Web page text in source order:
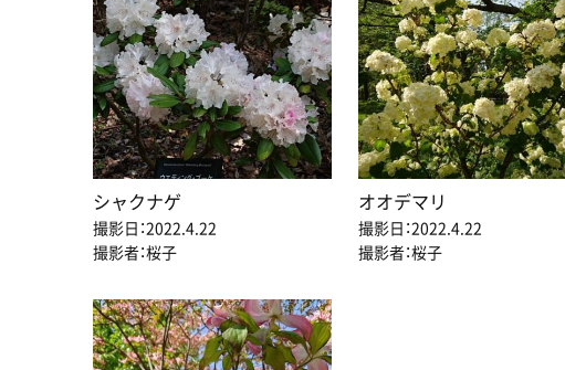
シャクナゲ
撮影日：2022.4.22
撮影者：桜子
オオデマリ
撮影日：2022.4.22
撮影者：桜子